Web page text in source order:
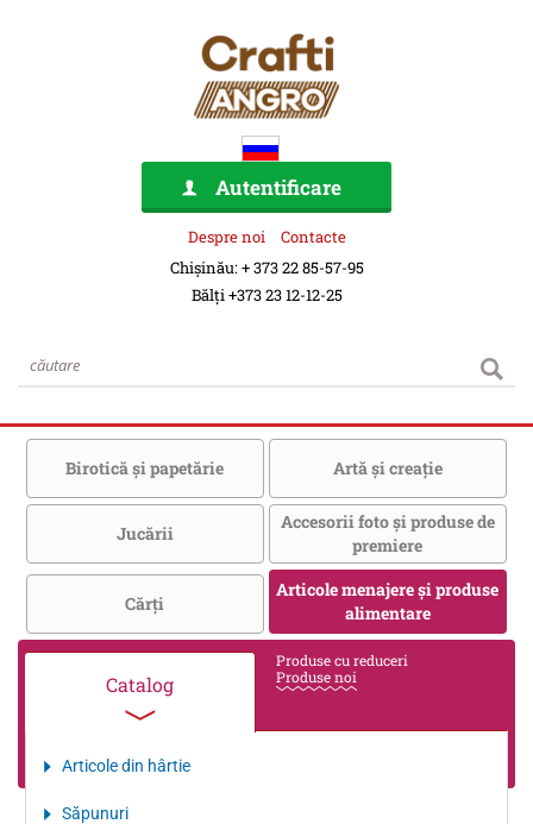
Autentificare
Despre noi
Contacte
Chișinău: + 373 22 85-57-95
Bălți +373 23 12-12-25
Birotică şi papetărie Artă şi creaţie
Jucării
Accesorii foto şi produse de
premiere
Cărţi
Articole menajere și produse
alimentare
Catalog
Produse cu reduceri
Produse noi
Articole din hârtie
Săpunuri